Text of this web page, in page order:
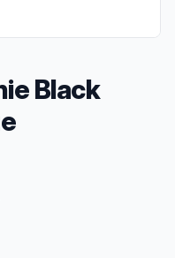
Black